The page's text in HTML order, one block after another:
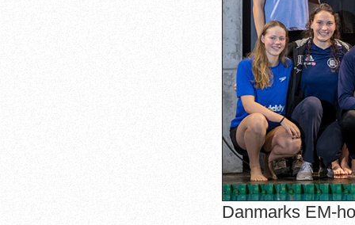
Danmarks EM-